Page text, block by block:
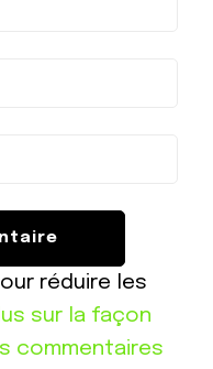
réduire les
sur la façon
commentaires